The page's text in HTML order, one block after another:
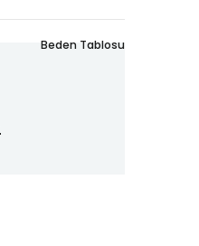
Beden Tablosu